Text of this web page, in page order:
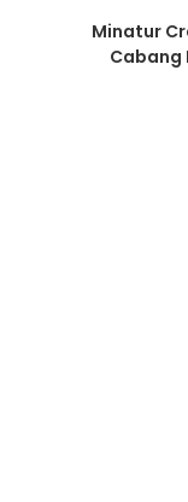
Minatur
Cabang